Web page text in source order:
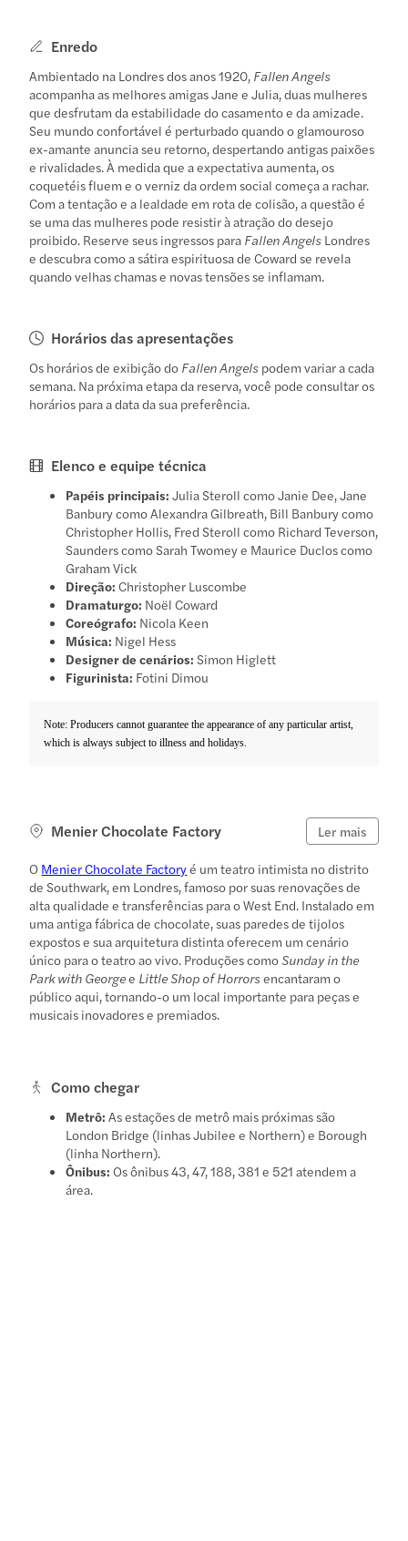
Enredo
Ambientado na Londres dos anos 1920, Fallen Angels
acompanha as melhores amigas Jane e Julia, duas mulheres
que desfrutam da estabilidade do casamento e da amizade.
Seu mundo confortável é perturbado quando o glamouroso
ex-amante anuncia seu retorno, despertando antigas paixões
e rivalidades. À medida que a expectativa aumenta, os
coquetéis fluem e o verniz da ordem social começa a rachar.
Com a tentação e a lealdade em rota de colisão, a questão é
se uma das mulheres pode resistir à atração do desejo
proibido. Reserve seus ingressos para Fallen Angels Londres
e descubra como a sátira espirituosa de Coward se revela
quando velhas chamas e novas tensões se inflamam.
Horários das apresentações
Os horários de exibição do Fallen Angels podem variar a cada
semana. Na próxima etapa da reserva, você pode consultar os
horários para a data da sua preferência.
Elenco e equipe técnica
Papéis principais: Julia Steroll como Janie Dee, Jane
Banbury como Alexandra Gilbreath, Bill Banbury como
Christopher Hollis, Fred Steroll como Richard Teverson,
Saunders como Sarah Twomey e Maurice Duclos como
Graham Vick
Direção: Christopher Luscombe
Dramaturgo: Noël Coward
Coreógrafo: Nicola Keen
Música: Nigel Hess
Designer de cenários: Simon Higlett
Figurinista: Fotini Dimou
Note: Producers cannot guarantee the appearance of any particular artist,
which is always subject to illness and holidays.
Menier Chocolate Factory Ler mais
O Menier Chocolate Factoryé um teatro intimista no distrito
de Southwark, em Londres, famoso por suas renovações de
alta qualidade e transferências para o West End. Instalado em
uma antiga fábrica de chocolate, suas paredes de tijolos
expostos e sua arquitetura distinta oferecem um cenário
único para o teatro ao vivo. Produções comoSunday in the
Park with Georgee Little Shop of Horrorsencantaram o
público aqui, tornando-o um local importante para peças e
musicais inovadores e premiados.
Como chegar
Metrô: As estações de metrô mais próximas são
London Bridge (linhas Jubilee e Northern) e Borough
(linha Northern).
Ônibus: Os ônibus 43, 47, 188, 381 e 521 atendem a
área.